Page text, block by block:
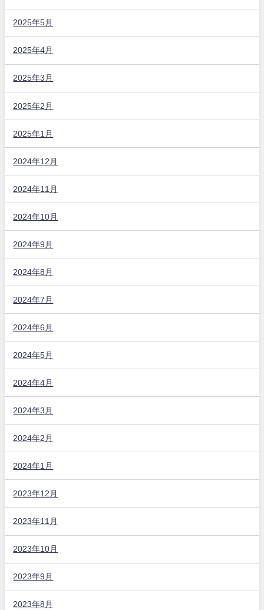
2025年5月
2025年4月
2025年3月
2025年2月
2025年1月
2024年12月
2024年11月
2024年10月
2024年9月
2024年8月
2024年7月
2024年6月
2024年5月
2024年4月
2024年3月
2024年2月
2024年1月
2023年12月
2023年11月
2023年10月
2023年9月
2023年8月